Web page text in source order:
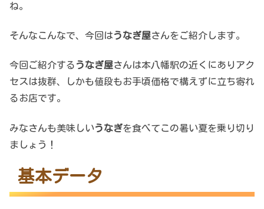
ね。
そんなこんなで、今回はうなぎ屋さんをご紹介します。
今回ご紹介する うなぎ屋さんは本八幡駅の近くにありアク
セスは抜群、しかも値段もお手頃価格で構えずに立ち寄れ
るお店です。
みなさんも美味しいうなぎを食べてこの暑い夏を乗り切り
ましょう！
基本データ